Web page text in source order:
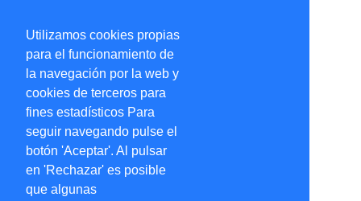
Utilizamos cookies propias
para el funcionamiento de
la navegación por la web y
cookies de terceros para
fines estadísticos Para
seguir navegando pulse el
botón 'Aceptar'. Al pulsar
en 'Rechazar' es posible
que algunas